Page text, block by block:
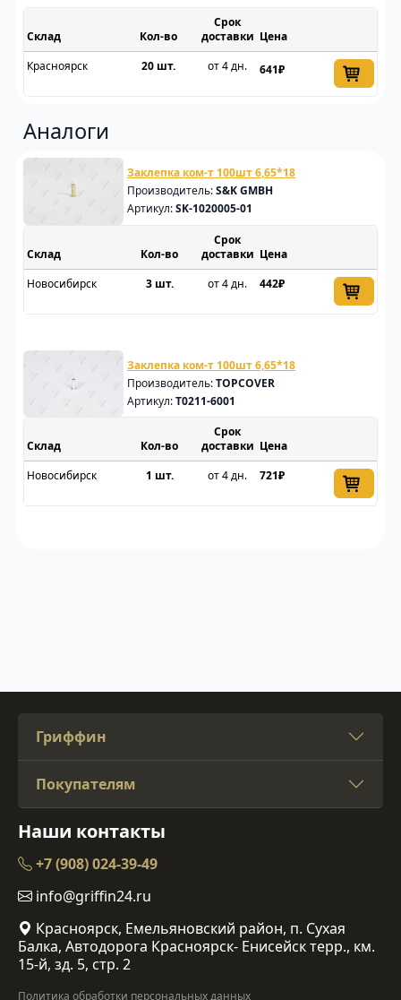
Склад
Срок
доставки Цена
Красноярск
20 шт. от 4 дн. 641₽
Аналоги
Заклепка ком-т 100шт 6,65*18
Производитель:S&K GMBH
Артикул:SK-1020005-01
Склад
Срок
доставки Цена
Новосибирск
3 шт. от 4 дн. 442₽
Заклепка ком-т 100шт 6,65*18
Производитель:TOPCOVER
Артикул:T0211-6001
Склад
Срок
доставки Цена
Новосибирск
1 шт. от 4 дн. 721₽
Гриффин
Покупателям
Наши контакты
+7 (908) 024-39-49
info@griffin24.ru
Красноярск, Емельяновский район, п. Сухая
Балка, Автодорога Красноярск- Енисейск терр., км.
15-й, зд. 5, стр. 2
Политика обработки персональных данных